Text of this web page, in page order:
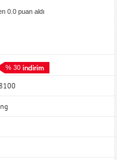
0.0 puan aldı
% 30